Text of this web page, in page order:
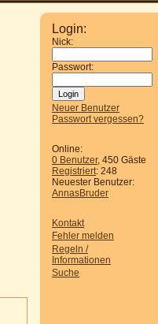
Login:
Nick:
Passwort:
Neuer Benutzer
Passwort vergessen?
Online:
0 Benutzer, 450 Gäste
Registriert: 248
Neuester Benutzer:
AnnasBruder
Kontakt
Fehler melden
Regeln /
Informationen
Suche